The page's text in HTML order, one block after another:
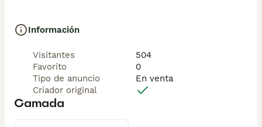
Información
Visitantes
504
Favorito
0
Tipo de anuncio
En venta
Criador original
Camada